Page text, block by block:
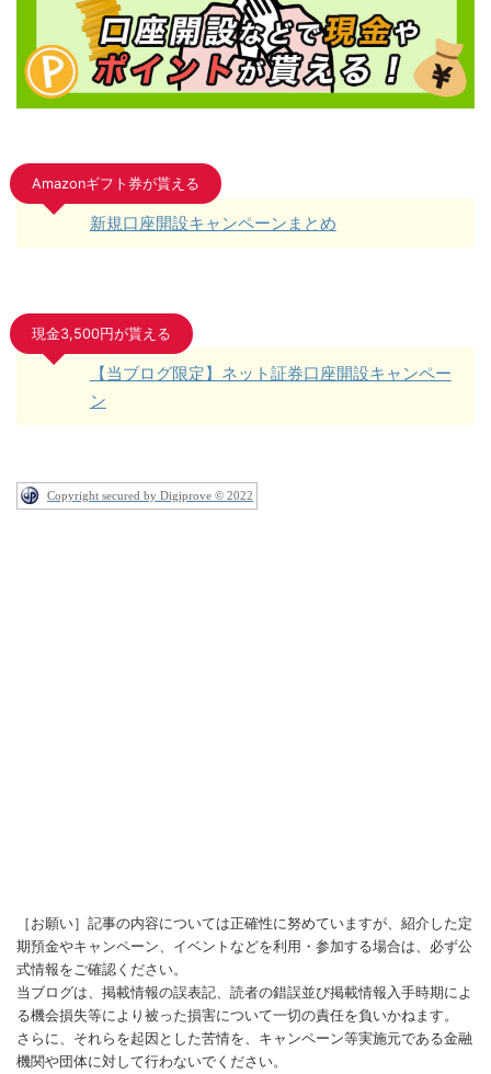
Amazonギフト券が貰える
新規口座開設キャンペーンまとめ
現金3,500円が貰える
【当ブログ限定】ネット証券口座開設キャンペー
ン
Copyright secured by Digiprove © 2022
［お願い］記事の内容については正確性に努めていますが、紹介した定
期預金やキャンペーン、イベントなどを利用・参加する場合は、必ず公
式情報をご確認ください。
当ブログは、掲載情報の誤表記、読者の錯誤並び掲載情報入手時期によ
る機会損失等により被った損害について一切の責任を負いかねます。
さらに、それらを起因とした苦情を、キャンペーン等実施元である金融
機関や団体に対して行わないでください。